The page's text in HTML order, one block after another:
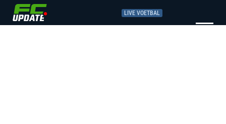
LIVE VOETBAL